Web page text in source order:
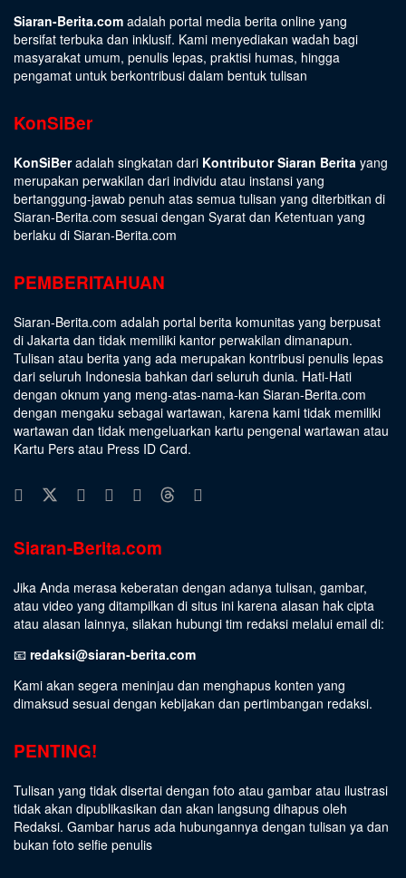
Siaran-Berita.com adalah portal media berita online yang
bersifat terbuka dan inklusif. Kami menyediakan wadah bagi
masyarakat umum, penulis lepas, praktisi humas, hingga
pengamat untuk berkontribusi dalam bentuk tulisan
KonSiBer
KonSiBeradalah singkatan dari Kontributor Siaran Berita yang
merupakan perwakilan dari individu atau instansi yang
bertanggung-jawab penuh atas semua tulisan yang diterbitkan di
Siaran-Berita.com sesuai dengan Syarat dan Ketentuan yang
berlaku di Siaran-Berita.com
PEMBERITAHUAN
Siaran-Berita.com adalah portal berita komunitas yang berpusat
di Jakarta dan tidak memiliki kantor perwakilan dimanapun.
Tulisan atau berita yang ada merupakan kontribusi penulis lepas
dari seluruh Indonesia bahkan dari seluruh dunia. Hati-Hati
dengan oknum yang meng-atas-nama-kan Siaran-Berita.com
dengan mengaku sebagai wartawan, karena kami tidak memiliki
wartawan dan tidak mengeluarkan kartu pengenal wartawan atau
Kartu Pers atau Press ID Card.
Siaran-Berita.com
Jika Anda merasa keberatan dengan adanya tulisan, gambar,
atau video yang ditampilkan di situs ini karena alasan hak cipta
atau alasan lainnya, silakan hubungi tim redaksi melalui email di:
📧 redaksi@siaran-berita.com
Kami akan segera meninjau dan menghapus konten yang
dimaksud sesuai dengan kebijakan dan pertimbangan redaksi.
PENTING!
Tulisan yang tidak disertai dengan foto atau gambar atau ilustrasi
tidak akan dipublikasikan dan akan langsung dihapus oleh
Redaksi. Gambar harus ada hubungannya dengan tulisan ya dan
bukan foto selfie penulis